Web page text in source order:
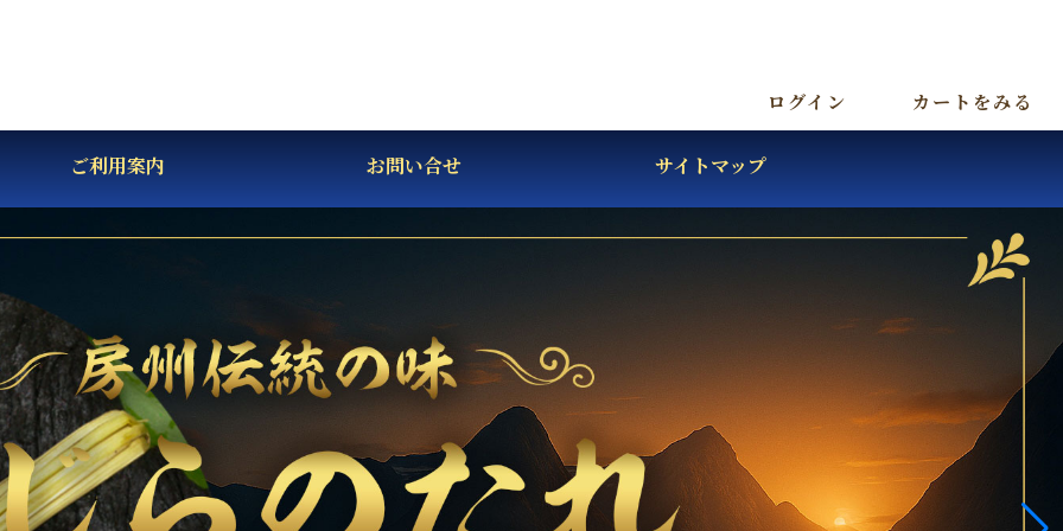
ログイン カートをみる
ご利用案内 お問い合せ サイトマップ